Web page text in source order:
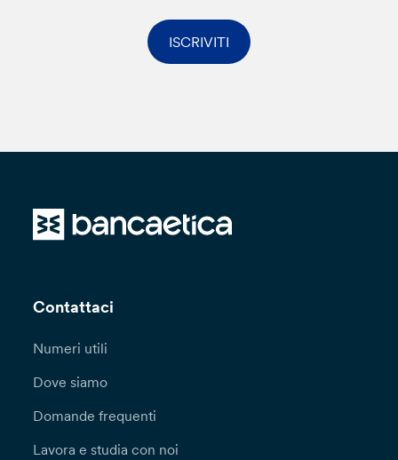
ISCRIVITI
Contattaci
Numeri utili
Dove siamo
Domande frequenti
Lavora e studia con noi